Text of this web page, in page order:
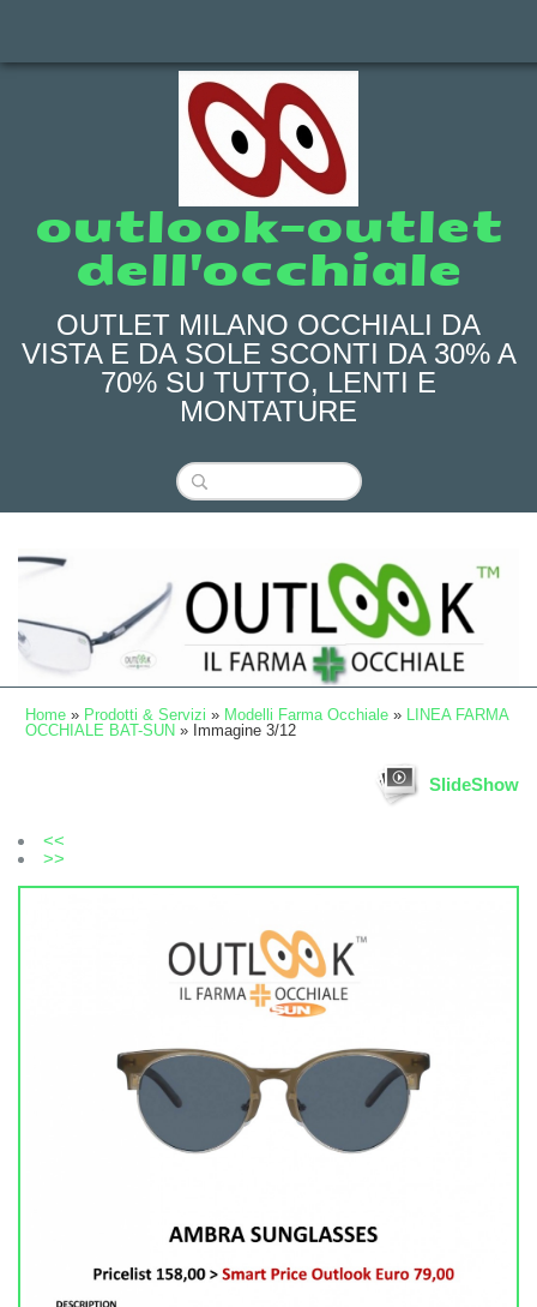
outlook-outlet
dell'occhiale
OUTLET MILANO OCCHIALI DA
VISTA E DA SOLE SCONTI DA 30% A
70% SU TUTTO, LENTI E
MONTATURE
Home » Prodotti & Servizi » Modelli Farma Occhiale » LINEA FARMA
OCCHIALE BAT-SUN » Immagine 3/12
SlideShow
<<
>>